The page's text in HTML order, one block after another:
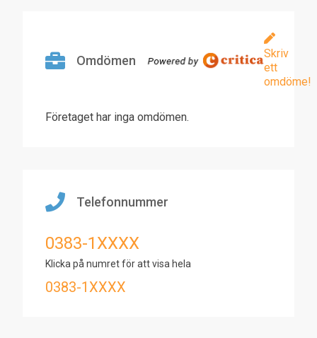
Omdömen
Skriv
ett
omdöme!
Företaget har inga omdömen.
Telefonnummer
0383-1XXXX
Klicka på numret för att visa hela
0383-1XXXX